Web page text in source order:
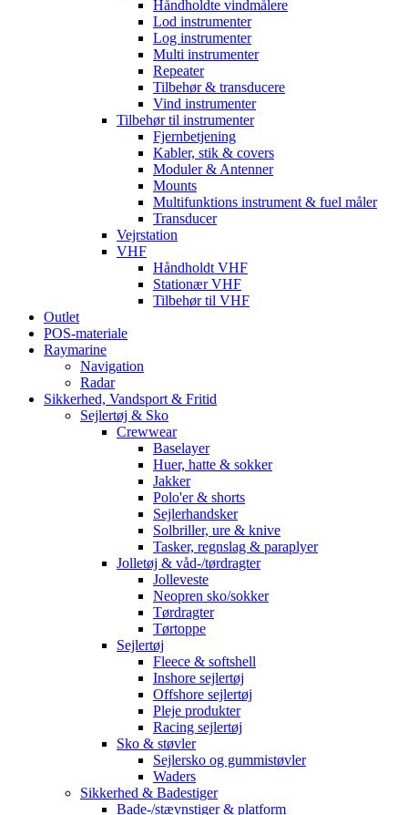
Håndholdte vindmålere
Lod instrumenter
Log instrumenter
Multi instrumenter
Repeater
Tilbehør & transducere
Vind instrumenter
Tilbehør til instrumenter
Fjernbetjening
Kabler, stik & covers
Moduler & Antenner
Mounts
Multifunktions instrument & fuel måler
Transducer
Vejrstation
VHF
Håndholdt VHF
Stationær VHF
Tilbehør til VHF
Outlet
POS-materiale
Raymarine
Navigation
Radar
Sikkerhed, Vandsport & Fritid
Sejlertøj & Sko
Crewwear
Baselayer
Huer, hatte & sokker
Jakker
Polo'er & shorts
Sejlerhandsker
Solbriller, ure & knive
Tasker, regnslag & paraplyer
Jolletøj & våd-/tørdragter
Jolleveste
Neopren sko/sokker
Tørdragter
Tørtoppe
Sejlertøj
Fleece & softshell
Inshore sejlertøj
Offshore sejlertøj
Pleje produkter
Racing sejlertøj
Sko & støvler
Sejlersko og gummistøvler
Waders
Sikkerhed & Badestiger
Bade-/stævnstiger & platform